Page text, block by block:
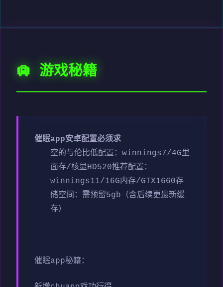
🛄 游戏秘籍
催眠app安卓配置必须求
​空的与伦比低配置​ ​：winnings7/4G里
面存/核显HD520​推荐配置​ ​：
winnings11/16G内存/GTX1660​存
储空间​ ​：需预留5gb（含后续更最新缓
存）
催眠app秘籍：